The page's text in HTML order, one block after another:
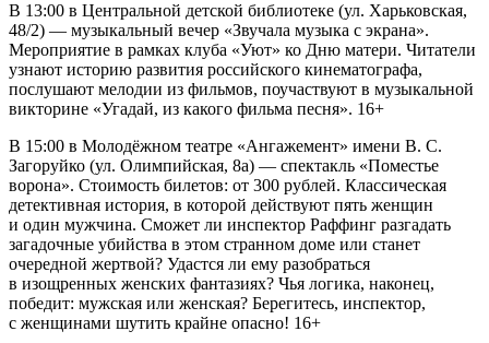
В 13:00 в Центральной детской библиотеке (ул. Харьковская,
48/2) — музыкальный вечер «Звучала музыка с экрана».
Мероприятие в рамках клуба «Уют» ко Дню матери. Читатели
узнают историю развития российского кинематографа,
послушают мелодии из фильмов, поучаствуют в музыкальной
викторине «Угадай, из какого фильма песня». 16+
В 15:00 в Молодёжном театре «Ангажемент» имени В. С.
Загоруйко (ул. Олимпийская, 8а) — спектакль «Поместье
ворона». Стоимость билетов: от 300 рублей. Классическая
детективная история, в которой действуют пять женщин
и один мужчина. Сможет ли инспектор Раффинг разгадать
загадочные убийства в этом странном доме или станет
очередной жертвой? Удастся ли ему разобраться
в изощренных женских фантазиях? Чья логика, наконец,
победит: мужская или женская? Берегитесь, инспектор,
с женщинами шутить крайне опасно! 16+